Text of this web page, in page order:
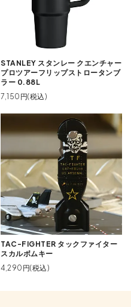
STANLEY スタンレー クエンチャー
プロツアーフリップストロータンブ
ラー 0.88L
7,150円(税込)
TAC-FIGHTER タックファイター
スカルボムキー
4,290円(税込)